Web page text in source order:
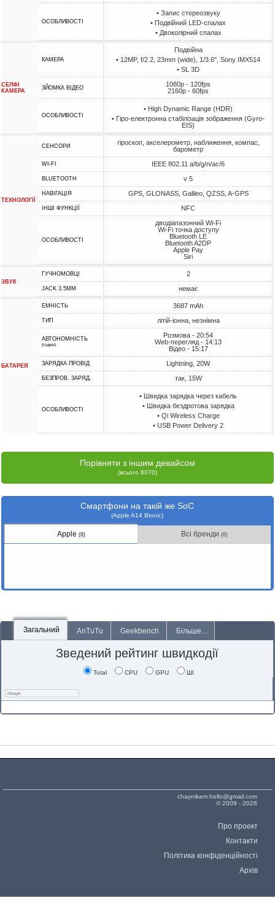
ОСОБЛИВОСТІ
• Запис стереозвуку
• Подвійний LED-спалах
• Двоколірний спалах
СЕЛФІ
КАМЕРА
КАМЕРА
Подвійна
• 12MP, f/2.2, 23mm (wide), 1/3.6", Sony IMX514
• SL 3D
ЗЙОМКА ВІДЕО
1080p - 120fps
2160p - 60fps
ОСОБЛИВОСТІ
• High Dynamic Range (HDR)
• Гіро-електронна стабілізація зображення (Gyro-
EIS)
ТЕХНОЛОГІЇ
СЕНСОРИ
гіроскоп, акселерометр, наближення, компас,
барометр
WI-FI IEEE 802.11 a/b/g/n/ac/6
BLUETOOTH v 5
НАВІГАЦІЯ GPS, GLONASS, Galileo, QZSS, A-GPS
ІНШІ ФУНКЦІЇ NFC
ОСОБЛИВОСТІ
дводіапазонний Wi-Fi
Wi-Fi точка доступу
Bluetooth LE
Bluetooth A2DP
Apple Pay
Siri
ЗВУК
ГУЧНОМОВЦІ 2
JACK 3.5MM немає
БАТАРЕЯ
ЕМНІСТЬ 3687 mAh
ТИП літій-іонна, незнімна
АВТОНОМНІСТЬ
(годин)
Розмова - 20:54
Web-перегляд - 14:13
Відео - 15:17
ЗАРЯДКА ПРОВІД Lightning, 20W
БЕЗПРОВ. ЗАРЯД. так, 15W
ОСОБЛИВОСТІ
• Швидка зарядка через кабель
• Швидка бездротова зарядка
• Qi Wireless Charge
• USB Power Delivery 2
Порівняти з іншим девайсом
(всього 6070)
Смартфони на такій же SoC
(Apple A14 Bionic)
Apple (8) Всі бренди (8)
Загальний AnTuTu Geekbench Більше...
Зведений рейтинг швидкодії
Total CPU GPU ШІ
chaynikam.hello@gmail.com
© 2009 - 2026
Про проект
Контакти
Політика конфіденційності
Архів